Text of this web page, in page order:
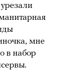
мне
в набор